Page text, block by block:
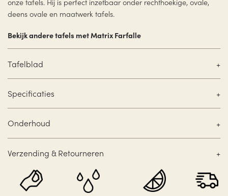
onze tafels. Hij is perfect inzetbaar onder rechthoekige, ovale,
deens ovale en maatwerk tafels.
Bekijk andere tafels met Matrix Farfalle
Tafelblad
Specificaties
Onderhoud
Verzending & Retourneren